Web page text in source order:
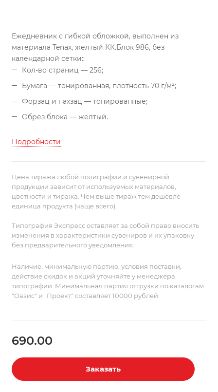
Ежедневник с гибкой обложкой, выполнен из
материала Tenax, желтый КК.Блок 986, без
календарной сетки::
Кол-во страниц — 256;
Бумага — тонированная, плотность 70 г/м²;
Форзац и нахзац — тонированные;
Обрез блока — желтый.
Подробности
Цена тиража любой полиграфии и сувенирной
продукции зависит от используемых материалов,
цветности и тиража. Чем выше тираж тем дешевле
единица продукта (чаще всего).
Типография Экспресс оставляет за собой право вносить
изменения в характеристики сувениров и их упаковку
без предварительного уведомления.
Наличие, минимальную партию, условия поставки,
действие скидок и акций уточняйте у менеджера
типографии. Минимальная партия отгрузки по каталогам
"Оазис" и "Проект" составляет 10000 рублей.
690.00
Заказать